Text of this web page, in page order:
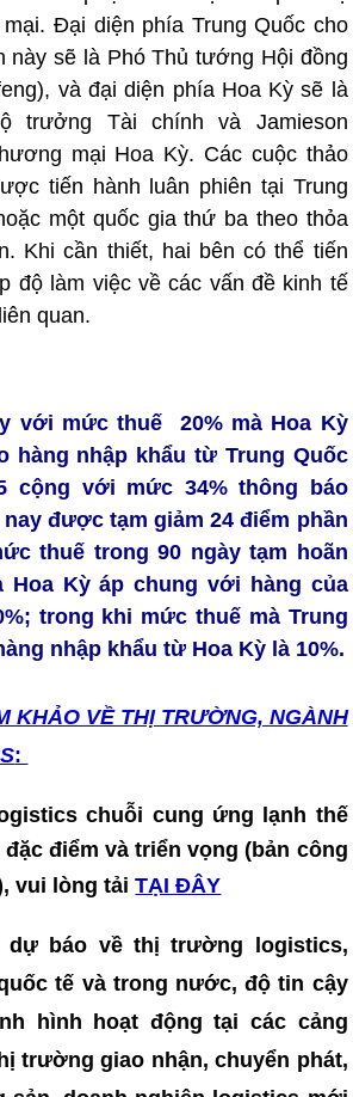
Đại diện phía Trung Quốc cho
này sẽ là Phó Thủ tướng Hội đồng
và đại diện phía Hoa Kỳ sẽ là
trưởng Tài chính và Jamieson
mại Hoa Kỳ. Các cuộc thảo
tiến hành luân phiên tại Trung
một quốc gia thứ ba theo thỏa
Khi cần thiết, hai bên có thể tiến
độ làm việc về các vấn đề kinh tế
quan.
với mức thuế 20% mà Hoa Kỳ
hàng nhập khẩu từ Trung Quốc
cộng với mức 34% thông báo
nay được tạm giảm 24 điểm phần
thuế trong 90 ngày tạm hoãn
Hoa Kỳ áp chung với hàng của
trong khi mức thuế mà Trung
nhập khẩu từ Hoa Kỳ là 10%.
KHẢO VỀ THỊ TRƯỜNG, NGÀNH
:
chuỗi cung ứng lạnh thế
điểm và triển vọng (bản công
, vui lòng tảiTẠI ĐÂY
dự báo về thị trường logistics,
tế và trong nước, độ tin cậy
hình hoạt động tại các cảng
trường giao nhận, chuyển phát,